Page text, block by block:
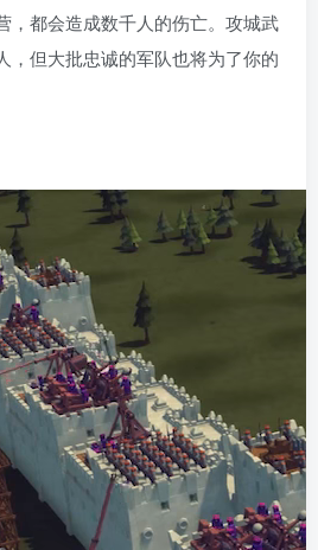
，都会造成数千人的伤亡。攻城武
，但大批忠诚的军队也将为了你的